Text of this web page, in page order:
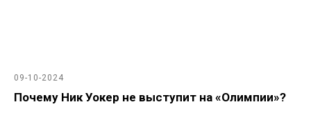
09-10-2024
Почему Ник Уокер не выступит на «Олимпии»?